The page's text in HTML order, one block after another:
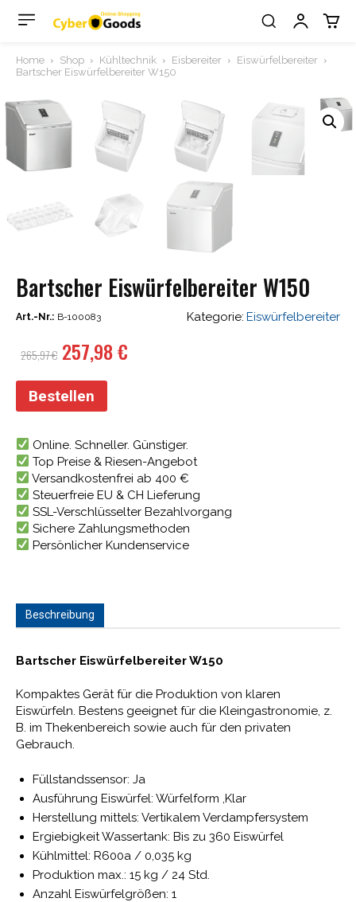
Home Shop Kühltechnik Eisbereiter
Eiswürfelbereiter
Bartscher Eiswürfelbereiter W150
Bartscher Eiswürfelbereiter W150
Art.-Nr.: B-100083 Kategorie: Eiswürfelbereiter
265,97€ Ursprünglicher
Preis
war:
265,97 €
257,98€
Bestellen
Online. Schneller. Günstiger.
Top Preise & Riesen-Angebot
Versandkostenfrei ab 400 €
Steuerfreie EU & CH Lieferung
SSL-Verschlüsselter Bezahlvorgang
Sichere Zahlungsmethoden
Persönlicher Kundenservice
Beschreibung
Bartscher Eiswürfelbereiter W150
Kompaktes Gerät für die Produktion von klaren
Eiswürfeln. Bestens geeignet für die Kleingastronomie, z.
B. im Thekenbereich sowie auch für den privaten
Gebrauch.
Füllstandssensor: Ja
Ausführung Eiswürfel: Würfelform ,Klar
Herstellung mittels: Vertikalem Verdampfersystem
Ergiebigkeit Wassertank: Bis zu 360 Eiswürfel
Kühlmittel: R600a / 0,035 kg
Produktion max.: 15 kg / 24 Std.
Anzahl Eiswürfelgrößen: 1